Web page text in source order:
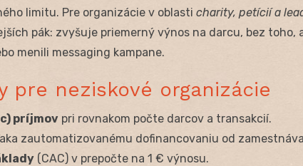
limitu. Pre organizácie v oblasti charity, petícií a
pák: zvyšuje priemerný výnos na darcu, bez toho,
menili messaging kampane.
pre neziskové organizácie
príjmov pri rovnakom počte darcov a transakcií.
zautomatizovanému dofinancovaniu od
(CAC) v prepočte na 1 € výnosu.